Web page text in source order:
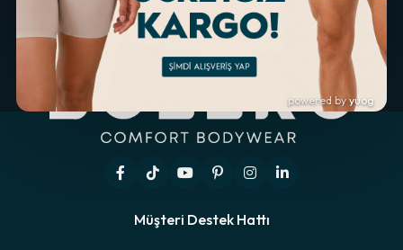
Müşteri Destek Hattı
powered byyuog